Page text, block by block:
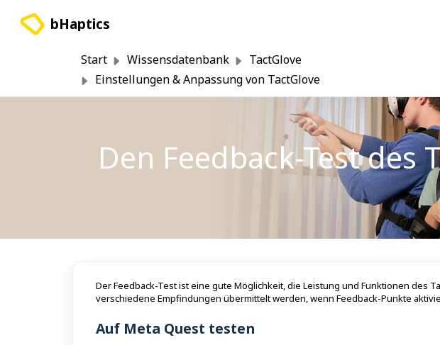
bHaptics
Start Wissensdatenbank
TactGlove
Einstellungen & Anpassung von TactGlove
Den Feedback-Test des
Der Feedback-Test ist eine gute Möglichkeit, die Leistung und Funktionen des
verschiedene Empfindungen übermittelt werden, wenn Feedback-Punkte
Auf Meta Quest testen